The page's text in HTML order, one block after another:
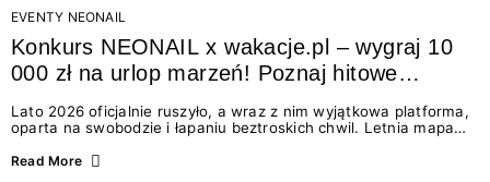
EVENTY NEONAIL
Konkurs NEONAIL x wakacje.pl – wygraj 10
000 zł na urlop marzeń! Poznaj hitowe
Lato 2026 oficjalnie ruszyło, a wraz z nim wyjątkowa platforma,
oparta na swobodzie i łapaniu beztroskich chwil. Letnia mapa
doświadczenia wakacji – od spontanicznych wyjazdów, przez
Read More